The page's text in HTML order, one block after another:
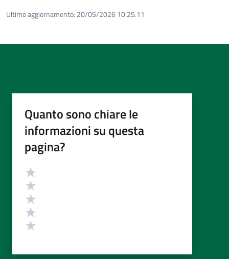
Ultimo aggiornamento: 20/05/2026 10:25.11
Quanto sono chiare le
informazioni su questa
pagina?
Valutazione